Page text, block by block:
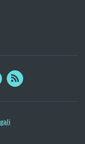
RSS